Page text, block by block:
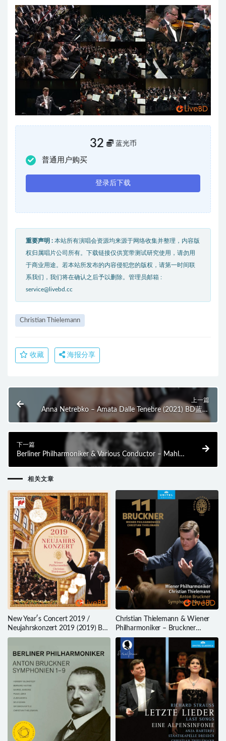
32 蓝光币
普通用户购买
登录后下载
重要声明 : 本站所有演唱会资源均来源于网络收集并整理，内容版
权归属唱片公司所有。下载链接仅供宽带测试研究使用，请勿用
于商业用途。若本站所发布的内容侵犯您的版权，请第一时间联
系我们，我们将在确认之后予以删除。管理员邮箱 :
service@livebd.cc
Christian Thielemann
收藏 海报分享
上一篇
Anna Netrebko – Amata Dalle Tenebre (2021) BD蓝光
原盘 34.9G
下一篇
Berliner Philharmoniker & Various Conductor – Mahler
Symphonies Nos. 1-10 (4BD) (2021) BD蓝光原盘
相关文章
New Year′s Concert 2019 /
Neujahrskonzert 2019 (2019) BD
蓝光原盘 37.6G
Christian Thielemann & Wiener
Philharmoniker – Bruckner
Symphonies Nos. 2 & 8 (2022)
BD蓝光原盘 43.1G